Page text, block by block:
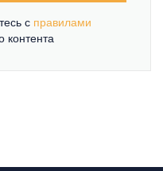
c правилами
контента